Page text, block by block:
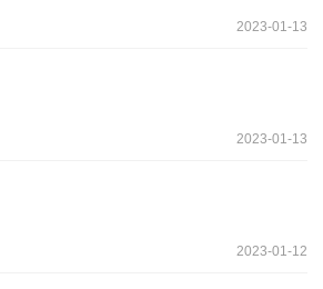
2023-01-13
2023-01-13
2023-01-12